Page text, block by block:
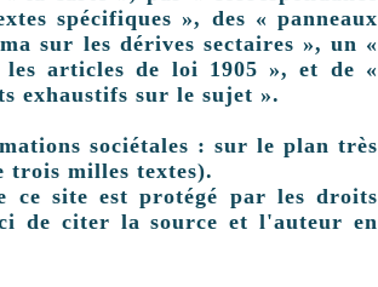
spécifiques », des « panneaux
sur les dérives sectaires », un «
les articles de loi 1905 », et de «
exhaustifs sur le sujet ».
sociétales : sur le plan très
trois milles textes).
ce site est protégé par les droits
de citer la source et l'auteur en